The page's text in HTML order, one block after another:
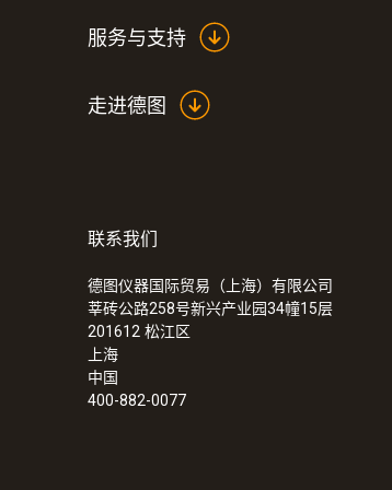
:0560 7351
服务与支持
走进德图
联系我们
德图仪器国际贸易（上海）有限公司
莘砖公路258号新兴产业园34幢15层
201612 松江区
上海
中国
400-882-0077